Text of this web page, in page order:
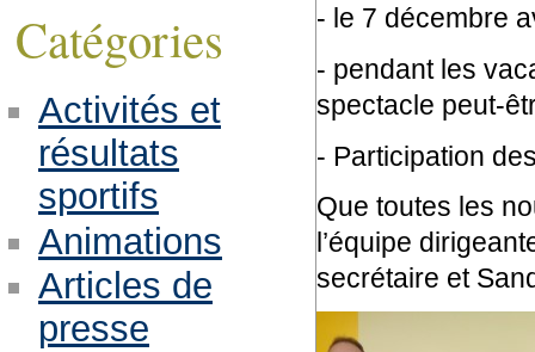
- le 7 décembre
- pendant les
spectacle peut-
- Participation
Que toutes les
l’équipe
secrétaire et
Catégories
Activités et
résultats
sportifs
Animations
Articles de
presse